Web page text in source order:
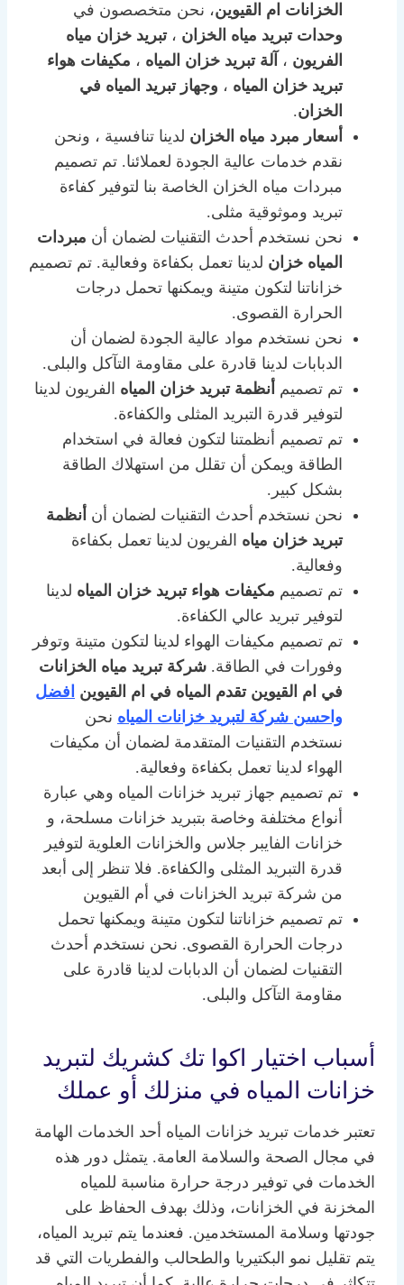
الخزانات ام القيوين، نحن متخصصون في
وحدات تبريد مياه الخزان ،تبريد خزان مياه
الفريون ، آلة تبريد خزان المياه ، مكيفات هواء
تبريد خزان المياه ، وجهاز تبريد المياه في
الخزان.
أسعار مبرد مياه الخزان لدينا تنافسية ، ونحن
نقدم خدمات عالية الجودة لعملائنا. تم تصميم
مبردات مياه الخزان الخاصة بنا لتوفير كفاءة
تبريد وموثوقية مثلى.
نحن نستخدم أحدث التقنيات لضمان أن مبردات
المياه خزان لدينا تعمل بكفاءة وفعالية. تم تصميم
خزاناتنا لتكون متينة ويمكنها تحمل درجات
الحرارة القصوى.
نحن نستخدم مواد عالية الجودة لضمان أن
الدبابات لدينا قادرة على مقاومة التآكل والبلى.
تم تصميم أنظمة تبريد خزان المياه الفريون لدينا
لتوفير قدرة التبريد المثلى والكفاءة.
تم تصميم أنظمتنا لتكون فعالة في استخدام
الطاقة ويمكن أن تقلل من استهلاك الطاقة
بشكل كبير.
نحن نستخدم أحدث التقنيات لضمان أن أنظمة
تبريد خزان مياه الفريون لدينا تعمل بكفاءة
وفعالية.
تم تصميم مكيفات هواء تبريد خزان المياه لدينا
لتوفير تبريد عالي الكفاءة.
تم تصميم مكيفات الهواء لدينا لتكون متينة وتوفر
وفورات في الطاقة. شركة تبريد مياه الخزانات
في ام القيوين تقدم المياه في ام القيوين افضل
واحسن شركة لتبريد خزانات المياه نحن
نستخدم التقنيات المتقدمة لضمان أن مكيفات
الهواء لدينا تعمل بكفاءة وفعالية.
تم تصميم جهاز تبريد خزانات المياه وهي عبارة
أنواع مختلفة وخاصة بتبريد خزانات مسلحة، و
خزانات الفايبر جلاس والخزانات العلوية لتوفير
قدرة التبريد المثلى والكفاءة. فلا تنظر إلى أبعد
من شركة تبريد الخزانات في أم القيوين
تم تصميم خزاناتنا لتكون متينة ويمكنها تحمل
درجات الحرارة القصوى. نحن نستخدم أحدث
التقنيات لضمان أن الدبابات لدينا قادرة على
مقاومة التآكل والبلى.
أسباب اختيار اكوا تك كشريك لتبريد
خزانات المياه في منزلك أو عملك
تعتبر خدمات تبريد خزانات المياه أحد الخدمات الهامة
في مجال الصحة والسلامة العامة. يتمثل دور هذه
الخدمات في توفير درجة حرارة مناسبة للمياه
المخزنة في الخزانات، وذلك بهدف الحفاظ على
جودتها وسلامة المستخدمين. فعندما يتم تبريد المياه،
يتم تقليل نمو البكتيريا والطحالب والفطريات التي قد